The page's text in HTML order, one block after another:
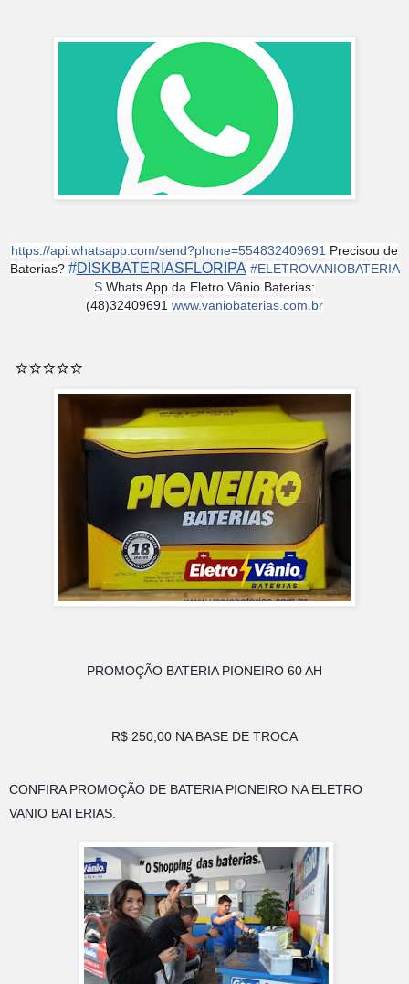
https://api.whatsapp.com/send?phone=554832409691 Precisou de
Baterias? #DISKBATERIASFLORIPA #ELETROVANIOBATERIA
S Whats App da Eletro Vânio Baterias:
(48)32409691 www.vaniobaterias.com.br
⭐️⭐️⭐️⭐️⭐️
PROMOÇÃO BATERIA PIONEIRO 60 AH
R$ 250,00 NA BASE DE TROCA
CONFIRA PROMOÇÃO DE BATERIA PIONEIRO NA ELETRO
VANIO BATERIAS.